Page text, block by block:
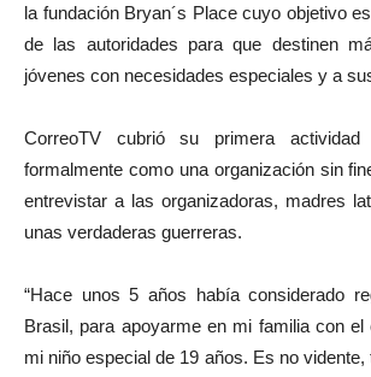
la fundación Bryan´s Place cuyo objetivo
de las autoridades para que destinen
jóvenes con necesidades especiales y a
CorreoTV cubrió su primera actividad
formalmente como una organización sin
entrevistar a las organizadoras, madres
unas verdaderas guerreras.
“Hace unos 5 años había considerado
Brasil, para apoyarme en mi familia con el
mi niño especial de 19 años. Es no